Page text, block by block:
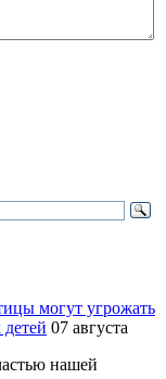
могут угрожать
07 августа
нашей